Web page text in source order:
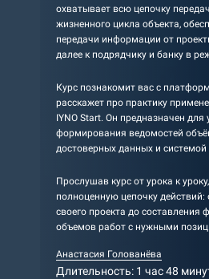
охватывает всю цепочку
жизненного цикла объекта,
передачи информации от
далее к подрядчику и банку в
Курс познакомит вас с
расскажет про практику
IYNO Start. Он предназначен для
формирования ведомостей
достоверных данных и системой
Прослушав курс от урока к
полноценную цепочку действий:
своего проекта до составления
объемов работ с нужными
Анастасия Голованёва
Длительность: 1 час 48